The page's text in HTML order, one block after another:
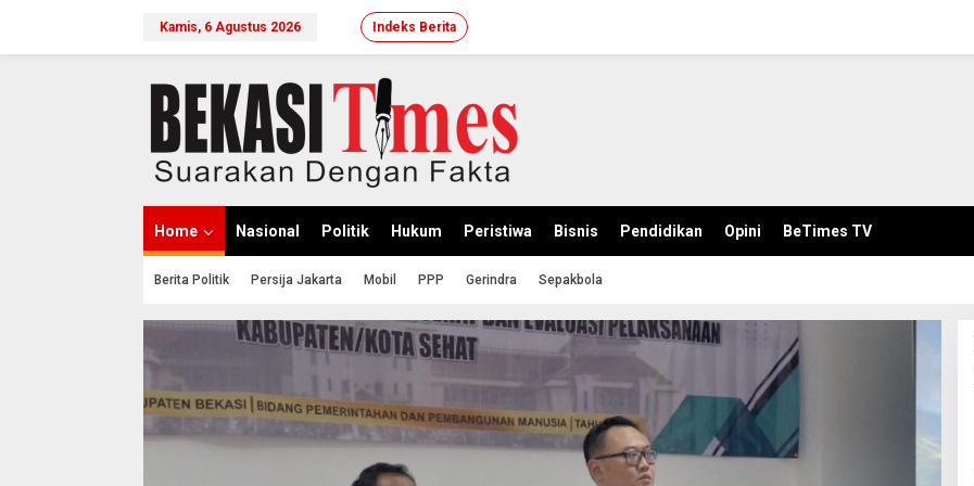
Kamis, 6 Agustus 2026 Indeks Berita
Home Nasional Politik Hukum Peristiwa Bisnis Pendidikan Opini BeTimes TV
Berita Politik Persija Jakarta Mobil PPP Gerindra Sepakbola